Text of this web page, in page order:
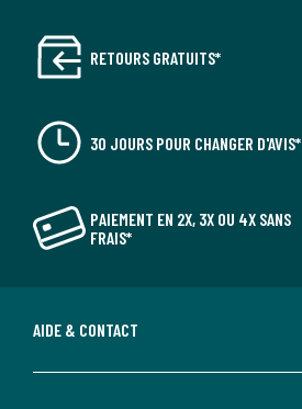
RETOURS GRATUITS*
30 JOURS POUR CHANGER D'AVIS*
PAIEMENT EN 2X, 3X OU 4X SANS
FRAIS*
AIDE & CONTACT